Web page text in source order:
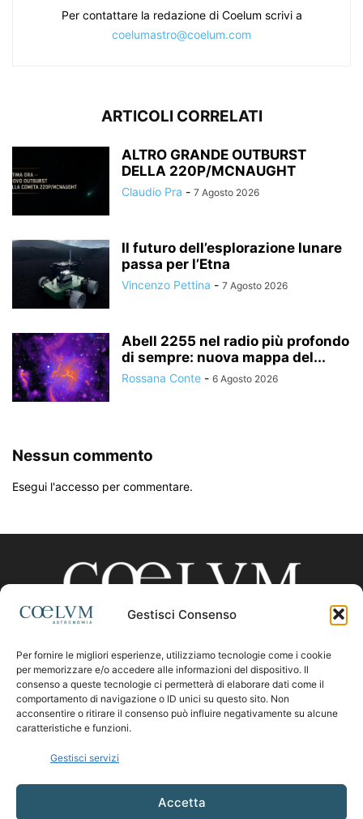
Gestisci Consenso
Per fornire le migliori esperienze, utilizziamo tecnologie come i cookie
per memorizzare e/o accedere alle informazioni del dispositivo. Il
consenso a queste tecnologie ci permetterà di elaborare dati come il
comportamento di navigazione o ID unici su questo sito. Non
acconsentire o ritirare il consenso può influire negativamente su alcune
caratteristiche e funzioni.
Gestisci servizi
Accetta
Per contattare la redazione di Coelum scrivi a
coelumastro@coelum.com
ARTICOLI CORRELATI
ALTRO GRANDE OUTBURST
DELLA 220P/MCNAUGHT
Claudio Pra - 7 Agosto 2026
Il futuro dell’esplorazione lunare
passa per l’Etna
Vincenzo Pettina - 7 Agosto 2026
Abell 2255 nel radio più profondo
di sempre: nuova mappa del...
Rossana Conte - 6 Agosto 2026
Nessun commento
Esegui l'accesso per commentare.
CHI SIAMO
Contattaci:coelumastro@coelum.com